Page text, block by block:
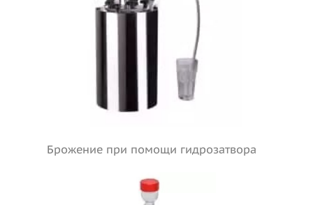
Брожение при помощи гидрозатвора